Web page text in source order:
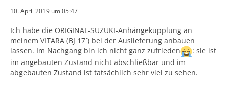
10. April 2019 um 05:47
Ich habe die ORIGINAL-SUZUKI-Anhängekupplung an
meinem VITARA (BJ 17´) bei der Auslieferung anbauen
lassen. Im Nachgang bin ich nicht ganz zufrieden
: sie ist
im angebauten Zustand nicht abschließbar und im
abgebauten Zustand ist tatsächlich sehr viel zu sehen.